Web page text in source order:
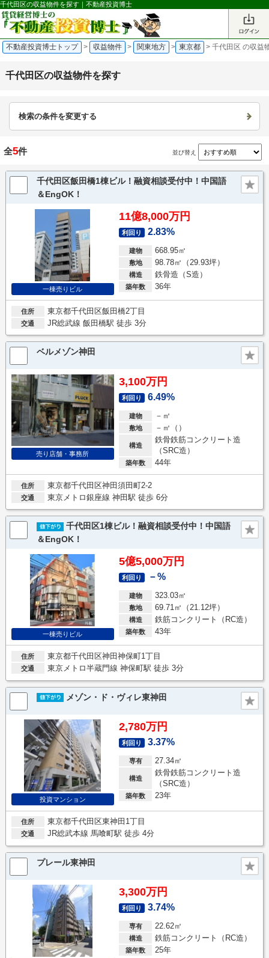
千代田区の収益物件を探す｜不動産投資博士
不動産投資博士トップ > 収益物件 > 関東地方 > 東京都 > 千代田区 の収益
千代田区の収益物件を探す
検索の条件を変更する
全5件 並び替え
千代田区飯田橋1棟ビル！融資相談受付中！中国語
＆EngOK！
一棟売りビル
11億8,000万円
利回り 2.83%
建物 668.95㎡
敷地 98.78㎡（29.93坪）
構造 鉄骨造（S造）
築年数 36年
住所 東京都千代田区飯田橋2丁目
交通 JR総武線 飯田橋駅 徒歩 3分
ベルメゾン神田
売り店舗・事務所
3,100万円
利回り 6.49%
建物 －㎡
敷地 －㎡（）
構造
鉄骨鉄筋コンクリート造
（SRC造）
築年数 44年
住所 東京都千代田区神田須田町2-2
交通 東京メトロ銀座線 神田駅 徒歩 6分
千代田区1棟ビル！融資相談受付中！中国語
＆EngOK！
一棟売りビル
5億5,000万円
利回り －%
建物 323.03㎡
敷地 69.71㎡（21.12坪）
構造 鉄筋コンクリート（RC造）
築年数 43年
住所 東京都千代田区神田神保町1丁目
交通 東京メトロ半蔵門線 神保町駅 徒歩 3分
メゾン・ド・ヴィレ東神田
投資マンション
2,780万円
利回り 3.37%
専有 27.34㎡
構造
鉄骨鉄筋コンクリート造
（SRC造）
築年数 23年
住所 東京都千代田区東神田1丁目
交通 JR総武本線 馬喰町駅 徒歩 4分
プレール東神田
3,300万円
利回り 3.74%
専有 22.62㎡
構造 鉄筋コンクリート（RC造）
築年数 25年